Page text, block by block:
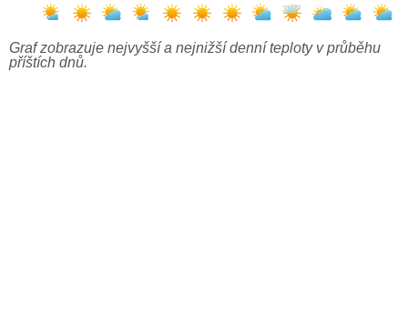
Graf zobrazuje nejvyšší a nejnižší denní teploty v průběhu
příštích dnů.